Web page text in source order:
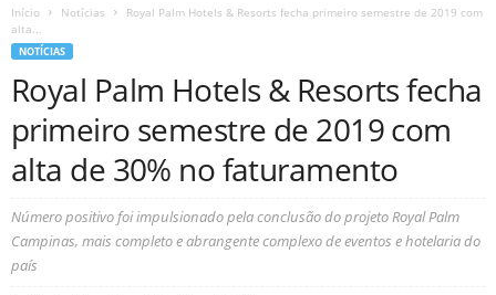
Início Notícias
Royal Palm Hotels & Resorts fecha primeiro semestre de 2019 com
alta...
NOTÍCIAS
Royal Palm Hotels & Resorts fecha
primeiro semestre de 2019 com
alta de 30% no faturamento
Número positivo foi impulsionado pela conclusão do projeto Royal Palm
Campinas, mais completo e abrangente complexo de eventos e hotelaria do
país